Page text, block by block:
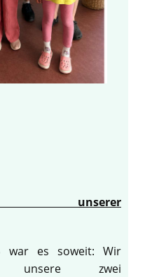
unserer
war es soweit: Wir
unsere zwei